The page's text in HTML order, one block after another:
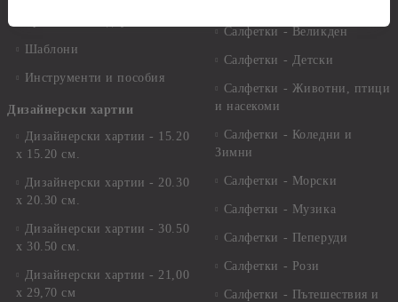
Шаблони
Инструменти и пособия
Дизайнерски хартии
Дизайнерски хартии - 15.20
х 15.20 см.
Дизайнерски хартии - 20.30
х 20.30 см.
Дизайнерски хартии - 30.50
х 30.50 см.
Дизайнерски хартии - 21,00
х 29,70 см
Салфетки - Великден
Салфетки - Детски
Салфетки - Животни, птици
и насекоми
Салфетки - Коледни и
Зимни
Салфетки - Морски
Салфетки - Музика
Салфетки - Пеперуди
Салфетки - Рози
Салфетки - Пътешествия и